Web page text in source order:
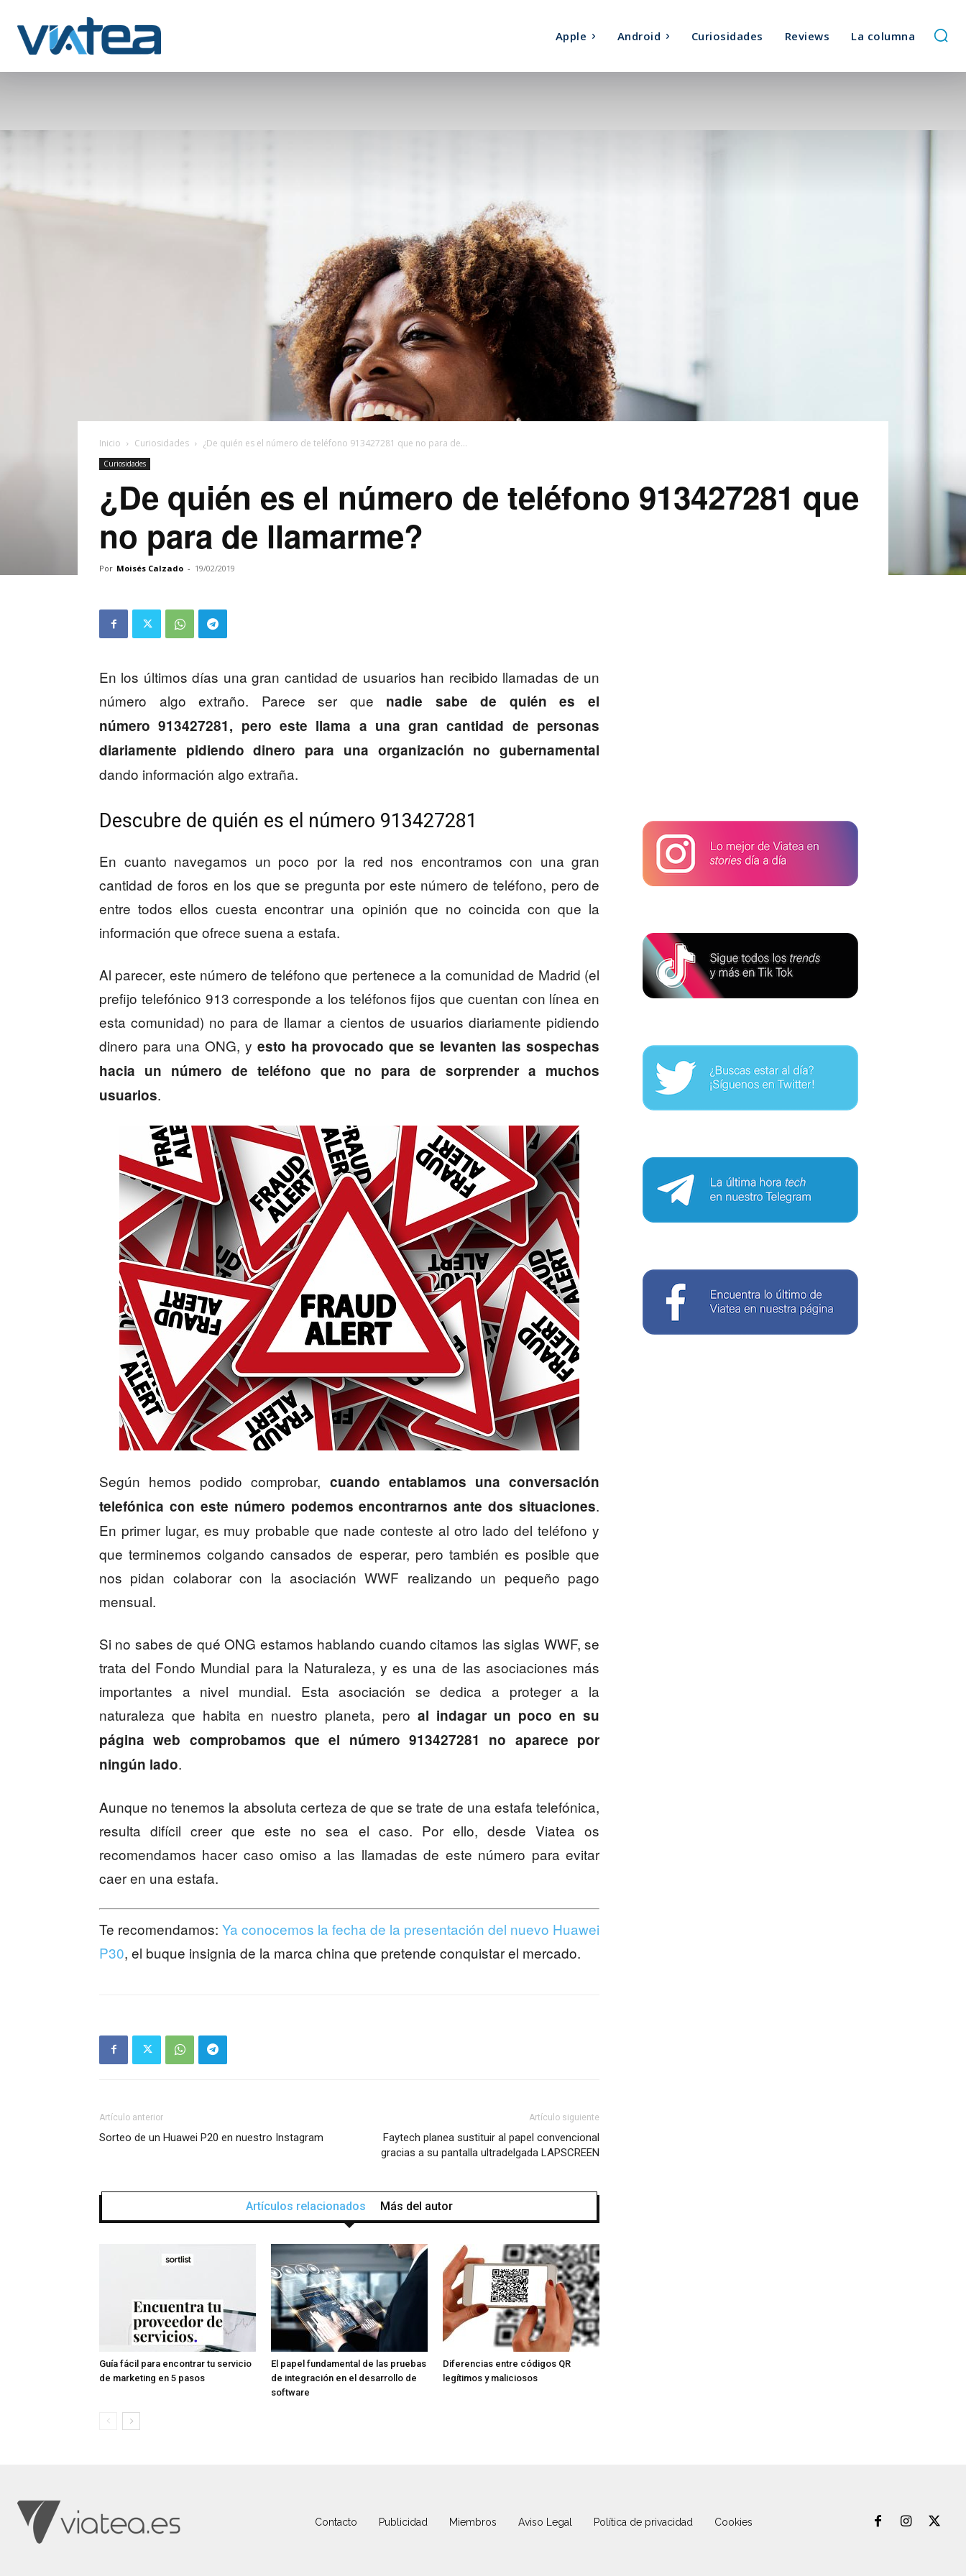
Apple Android Curiosidades Reviews La columna
Inicio Curiosidades ¿De quién es el número de teléfono 913427281 que no para de...
Curiosidades
¿De quién es el número de teléfono 913427281 que
no para de llamarme?
Por Moisés Calzado - 19/02/2019
En los últimos días una gran cantidad de usuarios han recibido llamadas de un
número algo extraño. Parece ser que nadie sabe de quién es el
número 913427281, pero este llama a una gran cantidad de personas
diariamente pidiendo dinero para una organización no gubernamental
dando información algo extraña.
Descubre de quién es el número 913427281
En cuanto navegamos un poco por la red nos encontramos con una gran
cantidad de foros en los que se pregunta por este número de teléfono, pero de
entre todos ellos cuesta encontrar una opinión que no coincida con que la
información que ofrece suena a estafa.
Al parecer, este número de teléfono que pertenece a la comunidad de Madrid (el
prefijo telefónico 913 corresponde a los teléfonos fijos que cuentan con línea en
esta comunidad) no para de llamar a cientos de usuarios diariamente pidiendo
dinero para una ONG, y esto ha provocado que se levanten las sospechas
hacia un número de teléfono que no para de sorprender a muchos
usuarios.
Según hemos podido comprobar, cuando entablamos una conversación
telefónica con este número podemos encontrarnos ante dos situaciones.
En primer lugar, es muy probable que nade conteste al otro lado del teléfono y
que terminemos colgando cansados de esperar, pero también es posible que
nos pidan colaborar con la asociación WWF realizando un pequeño pago
mensual.
Si no sabes de qué ONG estamos hablando cuando citamos las siglas WWF, se
trata del Fondo Mundial para la Naturaleza, y es una de las asociaciones más
importantes a nivel mundial. Esta asociación se dedica a proteger a la
naturaleza que habita en nuestro planeta, pero al indagar un poco en su
página web comprobamos que el número 913427281 no aparece por
ningún lado.
Aunque no tenemos la absoluta certeza de que se trate de una estafa telefónica,
resulta difícil creer que este no sea el caso. Por ello, desde Viatea os
recomendamos hacer caso omiso a las llamadas de este número para evitar
caer en una estafa.
Te recomendamos: Ya conocemos la fecha de la presentación del nuevo Huawei
P30, el buque insignia de la marca china que pretende conquistar el mercado.
Artículo anterior
Sorteo de un Huawei P20 en nuestro Instagram
Artículo siguiente
Faytech planea sustituir al papel convencional
gracias a su pantalla ultradelgada LAPSCREEN
Artículos relacionados Más del autor
Guía fácil para encontrar tu servicio
de marketing en 5 pasos
El papel fundamental de las pruebas
de integración en el desarrollo de
software
Diferencias entre códigos QR
legítimos y maliciosos
Contacto Publicidad Miembros Aviso Legal Política de privacidad Cookies